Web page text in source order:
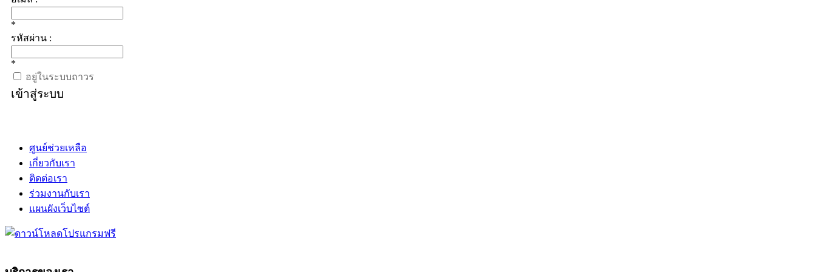
*
รหัสผ่าน :
*
อยู่ในระบบถาวร
เข้าสู่ระบบ
ศูนย์ช่วยเหลือ
เกี่ยวกับเรา
ติดต่อเรา
ร่วมงานกับเรา
แผนผังเว็บไซต์